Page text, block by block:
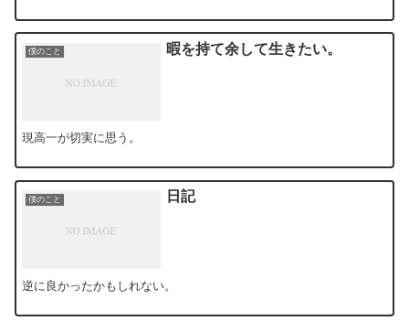
僕のこと 暇を持て余して生きたい。
現高一が切実に思う。
僕のこと 日記
逆に良かったかもしれない。